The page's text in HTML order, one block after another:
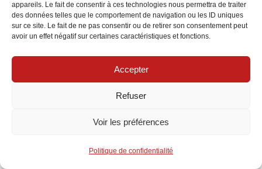
appareils. Le fait de consentir à ces technologies nous permettra de traiter
des données telles que le comportement de navigation ou les ID uniques
sur ce site. Le fait de ne pas consentir ou de retirer son consentement peut
avoir un effet négatif sur certaines caractéristiques et fonctions.
Accepter
Refuser
Voir les préférences
Politique de confidentialité
l’intégration parfaite des
éclairages de sécurité
complémentaires comme
les caméras, les alarmes
et les détecteurs. Grâce à
aujourd’hui possible de